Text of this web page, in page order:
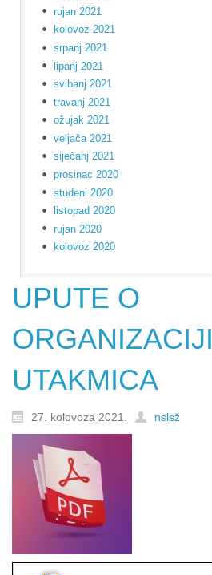
rujan 2021
kolovoz 2021
srpanj 2021
lipanj 2021
svibanj 2021
travanj 2021
ožujak 2021
veljača 2021
siječanj 2021
prosinac 2020
studeni 2020
listopad 2020
rujan 2020
kolovoz 2020
UPUTE O
ORGANIZACIJI
UTAKMICA
27. kolovoza 2021. nslsž